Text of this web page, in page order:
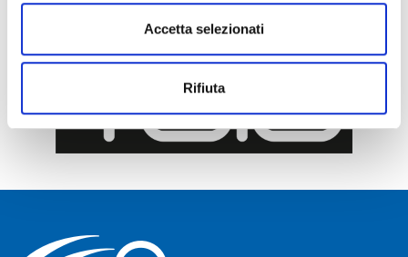
Accetta selezionati
Rifiuta